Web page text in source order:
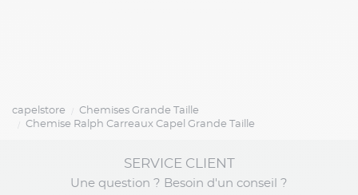
capelstore
Chemises Grande Taille
Chemise Ralph Carreaux Capel Grande Taille
SERVICE CLIENT
Une question ? Besoin d'un conseil ?